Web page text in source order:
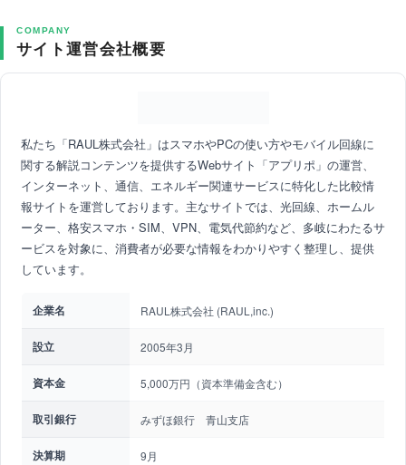
COMPANY
サイト運営会社概要
私たち「RAUL株式会社」はスマホやPCの使い方やモバイル回線に
関する解説コンテンツを提供するWebサイト「アプリポ」の運営、
インターネット、通信、エネルギー関連サービスに特化した比較情
報サイトを運営しております。主なサイトでは、光回線、ホームル
ーター、格安スマホ・SIM、VPN、電気代節約など、多岐にわたるサ
ービスを対象に、消費者が必要な情報をわかりやすく整理し、提供
しています。
企業名 RAUL株式会社 (RAUL,inc.)
設立 2005年3月
資本金 5,000万円（資本準備金含む）
取引銀行 みずほ銀行 青山支店
決算期 9月